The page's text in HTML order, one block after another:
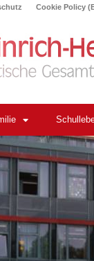
Cookie Policy